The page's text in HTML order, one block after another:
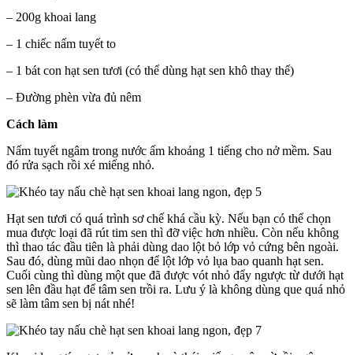
– 200g khoai lang
– 1 chiếc nấm tuyết to
– 1 bát con hạt sen tươi (có thể dùng hạt sen khô thay thế)
– Đường phèn vừa đủ nêm
Cách làm
Nấm tuyết ngâm trong nước ấm khoảng 1 tiếng cho nở mềm. Sau
đó rửa sạch rồi xé miếng nhỏ.
Hạt sen tươi có quá trình sơ chế khá cầu kỳ. Nếu bạn có thể chọn
mua được loại đã rút tim sen thì đỡ việc hơn nhiều. Còn nếu không
thì thao tác đầu tiên là phải dùng dao lột bỏ lớp vỏ cứng bên ngoài.
Sau đó, dùng mũi dao nhọn để lột lớp vỏ lụa bao quanh hạt sen.
Cuối cùng thì dùng một que đã được vót nhỏ đẩy ngược từ dưới hạt
sen lên đầu hạt để tâm sen trồi ra. Lưu ý là không dùng que quá nhỏ
sẽ làm tâm sen bị nát nhé!